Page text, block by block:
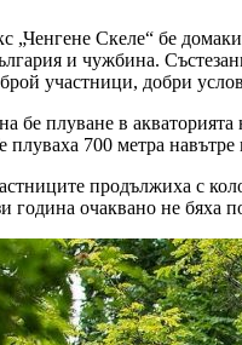
„Ченгене Скеле“ бе
и чужбина.
участници, добри
бе плуване в акваторията
плуваха 700 метра
продължиха с
година очаквано не бяха